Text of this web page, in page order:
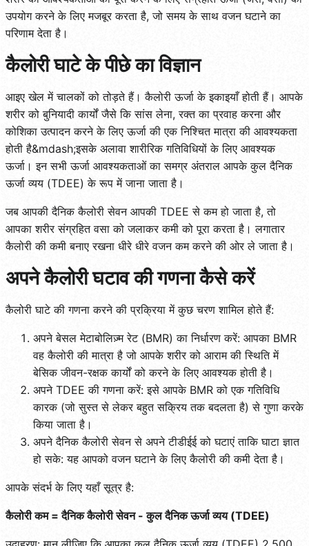
उपयोग करने के लिए मजबूर करता है, जो समय के साथ वजन घटाने का
परिणाम देता है।
कैलोरी घाटे के पीछे का विज्ञान
आइए खेल में चालकों को तोड़ते हैं। कैलोरी ऊर्जा के इकाइयाँ होती हैं। आपके
शरीर को बुनियादी कार्यों जैसे कि सांस लेना, रक्त का प्रवाह करना और
कोशिका उत्पादन करने के लिए ऊर्जा की एक निश्चित मात्रा की आवश्यकता
होती है&mdash;इसके अलावा शारीरिक गतिविधियों के लिए आवश्यक
ऊर्जा। इन सभी ऊर्जा आवश्यकताओं का समग्र अंतराल आपके कुल दैनिक
ऊर्जा व्यय (TDEE) के रूप में जाना जाता है।
जब आपकी दैनिक कैलोरी सेवन आपकी TDEE से कम हो जाता है, तो
आपका शरीर संग्रहित वसा को जलाकर कमी को पूरा करता है। लगातार
कैलोरी की कमी बनाए रखना धीरे धीरे वजन कम करने की ओर ले जाता है।
अपने कैलोरी घटाव की गणना कैसे करें
कैलोरी घाटे की गणना करने की प्रक्रिया में कुछ चरण शामिल होते हैं:
अपने बेसल मेटाबोलिज़्म रेट (BMR) का निर्धारण करें: आपका BMR
वह कैलोरी की मात्रा है जो आपके शरीर को आराम की स्थिति में
बेसिक जीवन-रक्षक कार्यों को करने के लिए आवश्यक होती है।
अपने TDEE की गणना करें: इसे आपके BMR को एक गतिविधि
कारक (जो सुस्त से लेकर बहुत सक्रिय तक बदलता है) से गुणा करके
किया जाता है।
अपने दैनिक कैलोरी सेवन से अपने टीडीईई को घटाएं ताकि घाटा ज्ञात
हो सके: यह आपको वजन घटाने के लिए कैलोरी की कमी देता है।
आपके संदर्भ के लिए यहाँ सूत्र है:
कैलोरी कम = दैनिक कैलोरी सेवन - कुल दैनिक ऊर्जा व्यय (TDEE)